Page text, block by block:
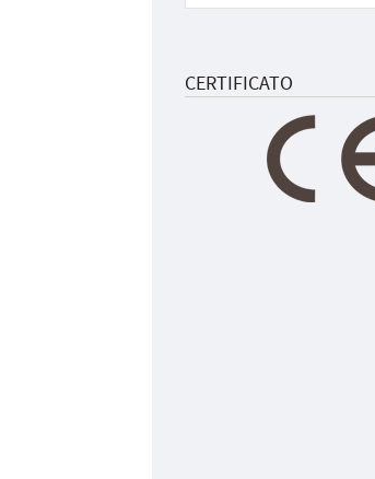
CERTIFICATO